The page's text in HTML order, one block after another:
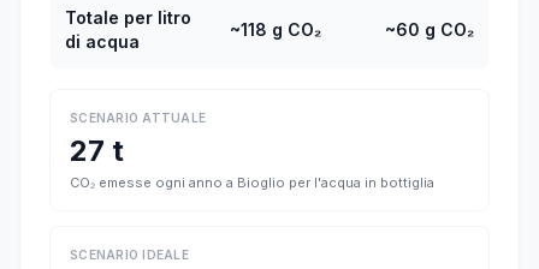
Totale per litro
di acqua
~118 g CO₂ ~60 g CO₂
SCENARIO ATTUALE
27 t
CO₂ emesse ogni anno a Bioglio per l'acqua in bottiglia
SCENARIO IDEALE